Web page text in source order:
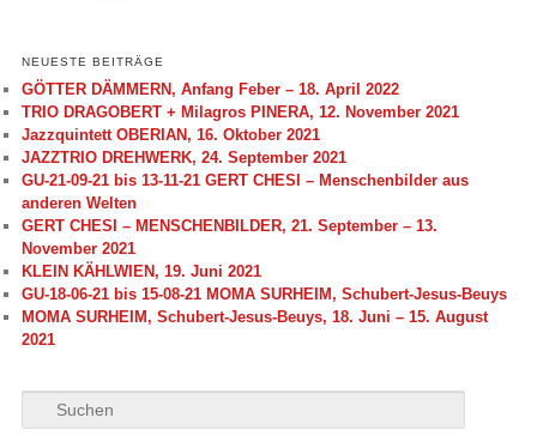
NEUESTE BEITRÄGE
GÖTTER DÄMMERN, Anfang Feber – 18. April 2022
TRIO DRAGOBERT + Milagros PINERA, 12. November 2021
Jazzquintett OBERIAN, 16. Oktober 2021
JAZZTRIO DREHWERK, 24. September 2021
GU-21-09-21 bis 13-11-21 GERT CHESI – Menschenbilder aus
anderen Welten
GERT CHESI – MENSCHENBILDER, 21. September – 13.
November 2021
KLEIN KÄHLWIEN, 19. Juni 2021
GU-18-06-21 bis 15-08-21 MOMA SURHEIM, Schubert-Jesus-Beuys
MOMA SURHEIM, Schubert-Jesus-Beuys, 18. Juni – 15. August
2021
u